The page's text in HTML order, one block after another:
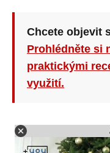
Chcete objevit
Prohlédněte si
praktickými
využití.